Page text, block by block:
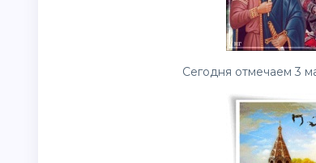
Сегодня отмечаем 3